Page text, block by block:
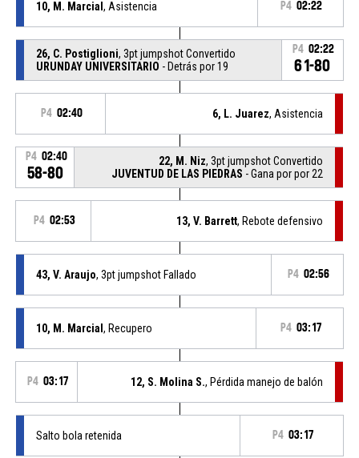
10, M. Marcial , Asistencia P4 02:22
26, C. Postiglioni, 3pt jumpshot Convertido
URUNDAY UNIVERSITARIO - Detrás por 19
P4 02:22
61-80
P4 02:40 6, L. Juarez, Asistencia
P4 02:40
58-80
22, M. Niz, 3pt jumpshot Convertido
JUVENTUD DE LAS PIEDRAS - Gana por por 22
P4 02:53 13, V. Barrett, Rebote defensivo
43, V. Araujo, 3pt jumpshot Fallado P4 02:56
10, M. Marcial , Recupero P4 03:17
P4 03:17 12, S. Molina S., Pérdida manejo de balón
Salto bola retenida P4 03:17